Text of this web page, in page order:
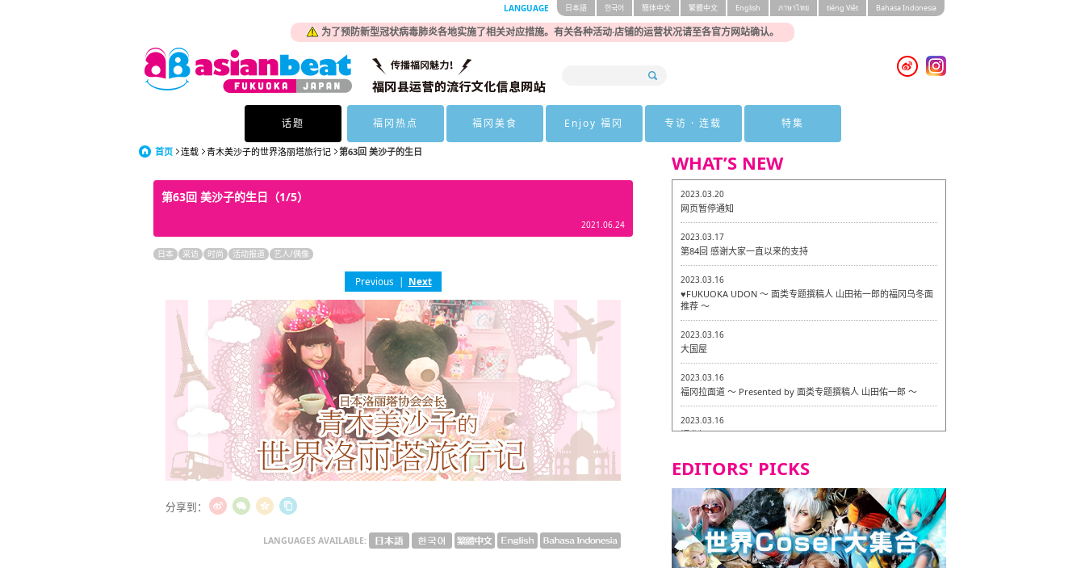
为了预防新型冠状病毒肺炎各地实施了相关对应措施。有关各种活动·店铺的运营状况请至各官方网站确认。
LANGUAGE 日本語 한국어 簡体中文 繁體中文 English ภาษาไทย tiéng Viêt Bahasa Indonesia
话题 福冈热点 福冈美食 Enjoy 福冈 专访 · 连载 特集
首页 连载 青木美沙子的世界洛丽塔旅行记 第63回 美沙子的生日
第63回 美沙子的生日（1/5）
2021.06.24
日本 采访 时尚 活动报道 艺人/偶像
Previous | Next
分享到：
LANGUAGES AVAILABLE:
WHAT’S NEW
2023.03.20
网页暂停通知
2023.03.17
第84回 感谢大家一直以来的支持
2023.03.16
♥FUKUOKA UDON ～ 面类专题撰稿人 山田祐一郎的福冈乌冬面
推荐 ～
2023.03.16
大国屋
2023.03.16
福冈拉面道 〜 Presented by 面类专题撰稿人 山田佑一郎 〜
2023.03.16
福龙轩
2023.03.07
Isogiyokarazu 博多总店 〜 严格素食主义・素食主义者的菜单试
的试吃之旅 in 福冈市！〜
2023.03.07
严格素食主义・素食主义者的菜单试的试吃之旅 in 福冈市！
2023.03.02
EDITORS' PICKS